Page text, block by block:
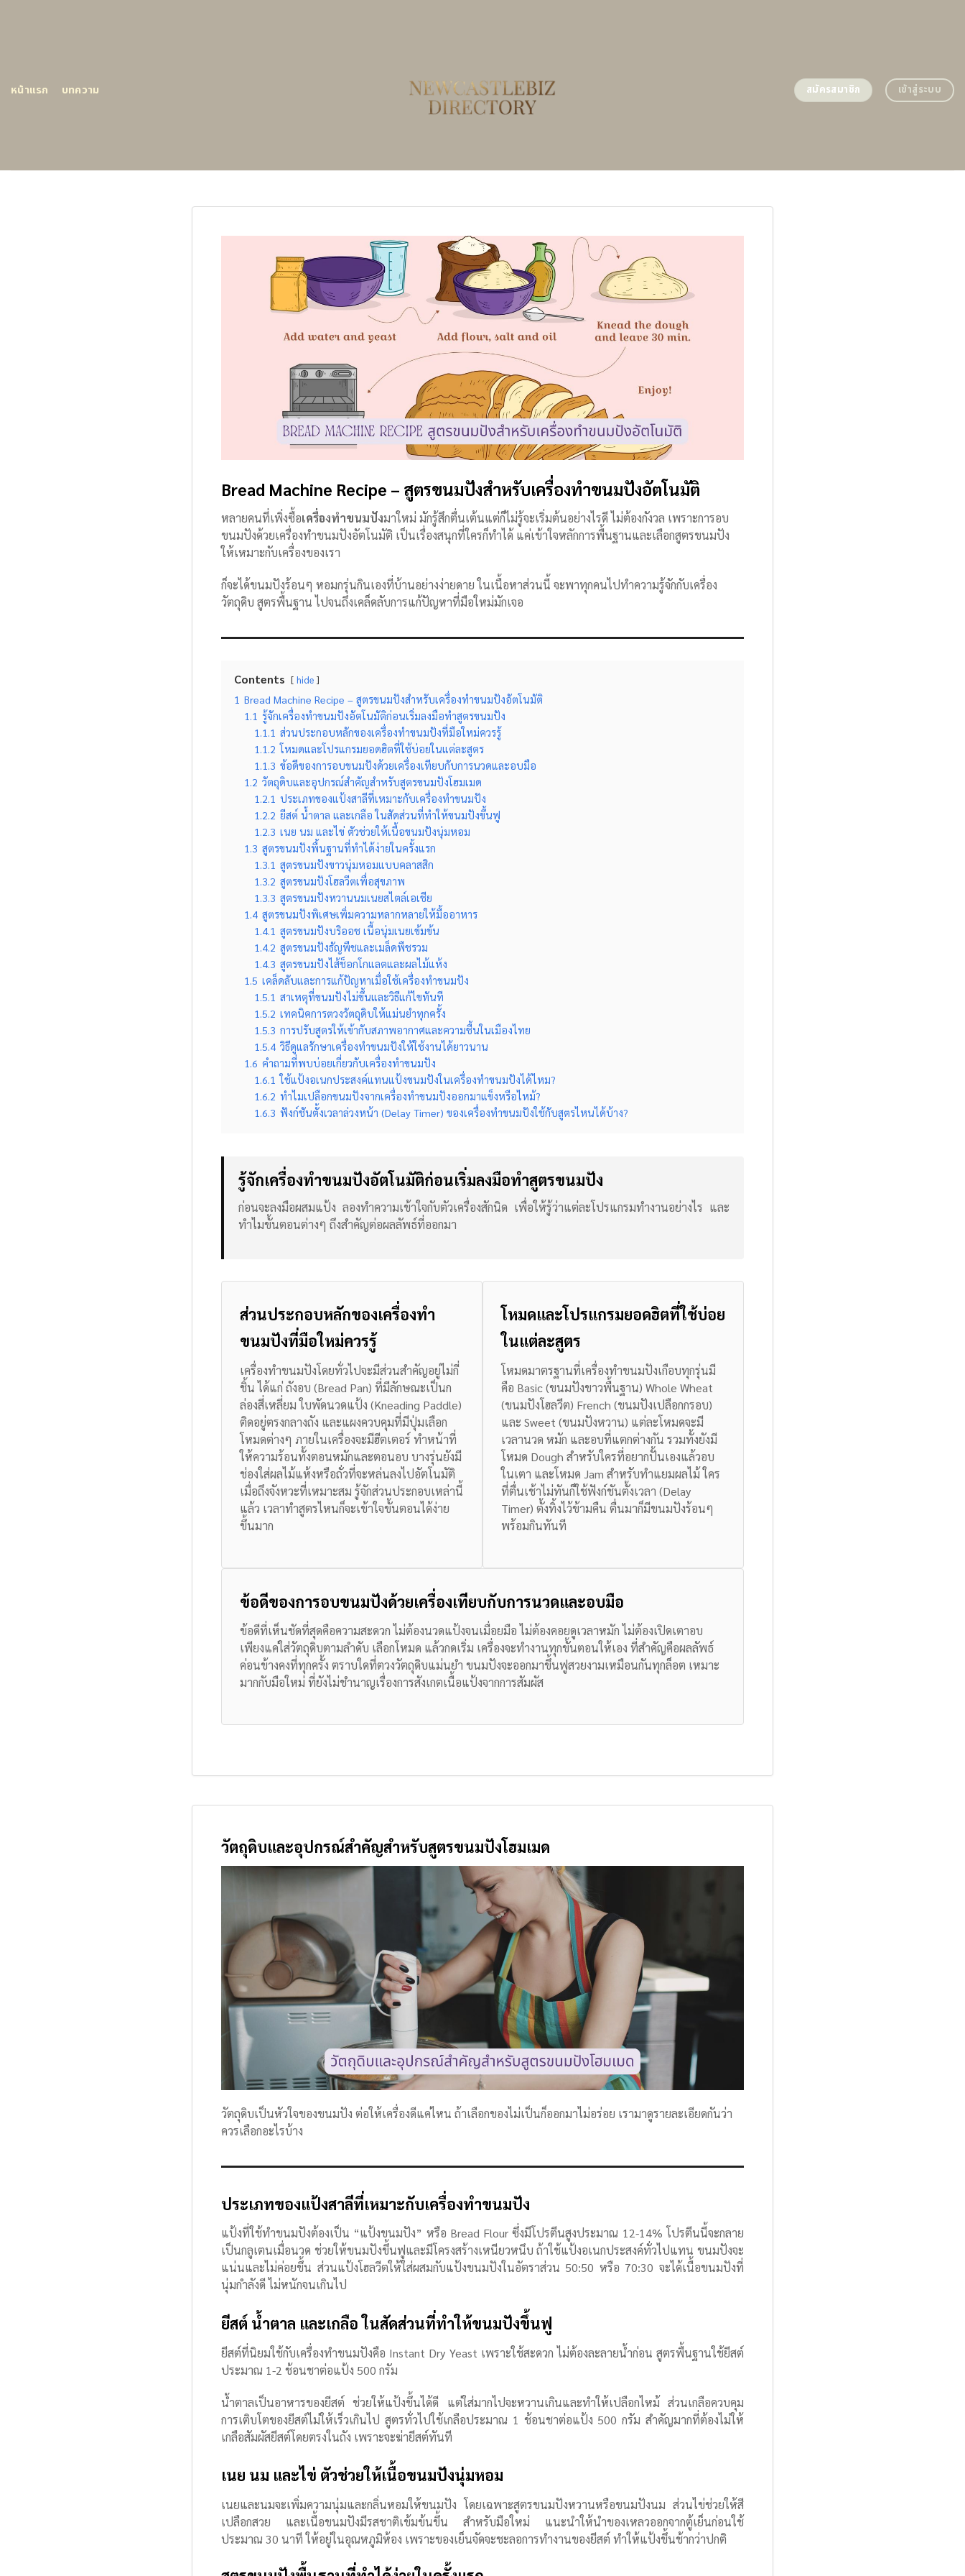
หน้าแรก บทความ สมัครสมาชิก เข้าสู่ระบบ
Bread Machine Recipe – สูตรขนมปังสำหรับเครื่องทำขนมปังอัตโนมัติ
หลายคนที่เพิ่งซื้อเครื่องทำขนมปังมาใหม่ มักรู้สึกตื่นเต้นแต่ก็ไม่รู้จะเริ่มต้นอย่างไรดี ไม่ต้องกังวล เพราะการอบ
ขนมปังด้วยเครื่องทำขนมปังอัตโนมัติ เป็นเรื่องสนุกที่ใครก็ทำได้ แค่เข้าใจหลักการพื้นฐานและเลือกสูตรขนมปัง
ให้เหมาะกับเครื่องของเรา
ก็จะได้ขนมปังร้อนๆ หอมกรุ่นกินเองที่บ้านอย่างง่ายดาย ในเนื้อหาส่วนนี้ จะพาทุกคนไปทำความรู้จักกับเครื่อง
วัตถุดิบ สูตรพื้นฐาน ไปจนถึงเคล็ดลับการแก้ปัญหาที่มือใหม่มักเจอ
Contents hide
1 Bread Machine Recipe – สูตรขนมปังสำหรับเครื่องทำขนมปังอัตโนมัติ
1.1 รู้จักเครื่องทำขนมปังอัตโนมัติก่อนเริ่มลงมือทำสูตรขนมปัง
1.1.1 ส่วนประกอบหลักของเครื่องทำขนมปังที่มือใหม่ควรรู้
1.1.2 โหมดและโปรแกรมยอดฮิตที่ใช้บ่อยในแต่ละสูตร
1.1.3 ข้อดีของการอบขนมปังด้วยเครื่องเทียบกับการนวดและอบมือ
1.2 วัตถุดิบและอุปกรณ์สำคัญสำหรับสูตรขนมปังโฮมเมด
1.2.1 ประเภทของแป้งสาลีที่เหมาะกับเครื่องทำขนมปัง
1.2.2 ยีสต์ น้ำตาล และเกลือ ในสัดส่วนที่ทำให้ขนมปังขึ้นฟู
1.2.3 เนย นม และไข่ ตัวช่วยให้เนื้อขนมปังนุ่มหอม
1.3 สูตรขนมปังพื้นฐานที่ทำได้ง่ายในครั้งแรก
1.3.1 สูตรขนมปังขาวนุ่มหอมแบบคลาสสิก
1.3.2 สูตรขนมปังโฮลวีตเพื่อสุขภาพ
1.3.3 สูตรขนมปังหวานนมเนยสไตล์เอเชีย
1.4 สูตรขนมปังพิเศษเพิ่มความหลากหลายให้มื้ออาหาร
1.4.1 สูตรขนมปังบริออช เนื้อนุ่มเนยเข้มข้น
1.4.2 สูตรขนมปังธัญพืชและเมล็ดพืชรวม
1.4.3 สูตรขนมปังไส้ช็อกโกแลตและผลไม้แห้ง
1.5 เคล็ดลับและการแก้ปัญหาเมื่อใช้เครื่องทำขนมปัง
1.5.1 สาเหตุที่ขนมปังไม่ขึ้นและวิธีแก้ไขทันที
1.5.2 เทคนิคการตวงวัตถุดิบให้แม่นยำทุกครั้ง
1.5.3 การปรับสูตรให้เข้ากับสภาพอากาศและความชื้นในเมืองไทย
1.5.4 วิธีดูแลรักษาเครื่องทำขนมปังให้ใช้งานได้ยาวนาน
1.6 คำถามที่พบบ่อยเกี่ยวกับเครื่องทำขนมปัง
1.6.1 ใช้แป้งอเนกประสงค์แทนแป้งขนมปังในเครื่องทำขนมปังได้ไหม?
1.6.2 ทำไมเปลือกขนมปังจากเครื่องทำขนมปังออกมาแข็งหรือไหม้?
1.6.3 ฟังก์ชันตั้งเวลาล่วงหน้า (Delay Timer) ของเครื่องทำขนมปังใช้กับสูตรไหนได้บ้าง?
รู้จักเครื่องทำขนมปังอัตโนมัติก่อนเริ่มลงมือทำสูตรขนมปัง
ก่อนจะลงมือผสมแป้ง ลองทำความเข้าใจกับตัวเครื่องสักนิด เพื่อให้รู้ว่าแต่ละโปรแกรมทำงานอย่างไร และ
ทำไมขั้นตอนต่างๆ ถึงสำคัญต่อผลลัพธ์ที่ออกมา
ส่วนประกอบหลักของเครื่องทำ
ขนมปังที่มือใหม่ควรรู้
เครื่องทำขนมปังโดยทั่วไปจะมีส่วนสำคัญอยู่ไม่กี่
ชิ้น ได้แก่ ถังอบ (Bread Pan) ที่มีลักษณะเป็นก
ล่องสี่เหลี่ยม ใบพัดนวดแป้ง (Kneading Paddle)
ติดอยู่ตรงกลางถัง และแผงควบคุมที่มีปุ่มเลือก
โหมดต่างๆ ภายในเครื่องจะมีฮีตเตอร์ ทำหน้าที่
ให้ความร้อนทั้งตอนหมักและตอนอบ บางรุ่นยังมี
ช่องใส่ผลไม้แห้งหรือถั่วที่จะหล่นลงไปอัตโนมัติ
เมื่อถึงจังหวะที่เหมาะสม รู้จักส่วนประกอบเหล่านี้
แล้ว เวลาทำสูตรไหนก็จะเข้าใจขั้นตอนได้ง่าย
ขึ้นมาก
โหมดและโปรแกรมยอดฮิตที่ใช้บ่อย
ในแต่ละสูตร
โหมดมาตรฐานที่เครื่องทำขนมปังเกือบทุกรุ่นมี
คือ Basic (ขนมปังขาวพื้นฐาน) Whole Wheat
(ขนมปังโฮลวีต) French (ขนมปังเปลือกกรอบ)
และ Sweet (ขนมปังหวาน) แต่ละโหมดจะมี
เวลานวด หมัก และอบที่แตกต่างกัน รวมทั้งยังมี
โหมด Dough สำหรับใครที่อยากปั้นเองแล้วอบ
ในเตา และโหมด Jam สำหรับทำแยมผลไม้ ใคร
ที่ตื่นเช้าไม่ทันก็ใช้ฟังก์ชันตั้งเวลา (Delay
Timer) ตั้งทิ้งไว้ข้ามคืน ตื่นมาก็มีขนมปังร้อนๆ
พร้อมกินทันที
ข้อดีของการอบขนมปังด้วยเครื่องเทียบกับการนวดและอบมือ
ข้อดีที่เห็นชัดที่สุดคือความสะดวก ไม่ต้องนวดแป้งจนเมื่อยมือ ไม่ต้องคอยดูเวลาหมัก ไม่ต้องเปิดเตาอบ
เพียงแค่ใส่วัตถุดิบตามลำดับ เลือกโหมด แล้วกดเริ่ม เครื่องจะทำงานทุกขั้นตอนให้เอง ที่สำคัญคือผลลัพธ์
ค่อนข้างคงที่ทุกครั้ง ตราบใดที่ตวงวัตถุดิบแม่นยำ ขนมปังจะออกมาขึ้นฟูสวยงามเหมือนกันทุกล็อต เหมาะ
มากกับมือใหม่ ที่ยังไม่ชำนาญเรื่องการสังเกตเนื้อแป้งจากการสัมผัส
วัตถุดิบและอุปกรณ์สำคัญสำหรับสูตรขนมปังโฮมเมด
วัตถุดิบเป็นหัวใจของขนมปัง ต่อให้เครื่องดีแค่ไหน ถ้าเลือกของไม่เป็นก็ออกมาไม่อร่อย เรามาดูรายละเอียดกันว่า
ควรเลือกอะไรบ้าง
ประเภทของแป้งสาลีที่เหมาะกับเครื่องทำขนมปัง
แป้งที่ใช้ทำขนมปังต้องเป็น “แป้งขนมปัง” หรือ Bread Flour ซึ่งมีโปรตีนสูงประมาณ 12-14% โปรตีนนี้จะกลาย
เป็นกลูเตนเมื่อนวด ช่วยให้ขนมปังขึ้นฟูและมีโครงสร้างเหนียวหนึบถ้าใช้แป้งอเนกประสงค์ทั่วไปแทน ขนมปังจะ
แน่นและไม่ค่อยขึ้น ส่วนแป้งโฮลวีตให้ใส่ผสมกับแป้งขนมปังในอัตราส่วน 50:50 หรือ 70:30 จะได้เนื้อขนมปังที่
นุ่มกำลังดี ไม่หนักจนเกินไป
ยีสต์ น้ำตาล และเกลือ ในสัดส่วนที่ทำให้ขนมปังขึ้นฟู
ยีสต์ที่นิยมใช้กับเครื่องทำขนมปังคือ Instant Dry Yeast เพราะใช้สะดวก ไม่ต้องละลายน้ำก่อน สูตรพื้นฐานใช้ยีสต์
ประมาณ 1-2 ช้อนชาต่อแป้ง 500 กรัม
น้ำตาลเป็นอาหารของยีสต์ ช่วยให้แป้งขึ้นได้ดี แต่ใส่มากไปจะหวานเกินและทำให้เปลือกไหม้ ส่วนเกลือควบคุม
การเติบโตของยีสต์ไม่ให้เร็วเกินไป สูตรทั่วไปใช้เกลือประมาณ 1 ช้อนชาต่อแป้ง 500 กรัม สำคัญมากที่ต้องไม่ให้
เกลือสัมผัสยีสต์โดยตรงในถัง เพราะจะฆ่ายีสต์ทันที
เนย นม และไข่ ตัวช่วยให้เนื้อขนมปังนุ่มหอม
เนยและนมจะเพิ่มความนุ่มและกลิ่นหอมให้ขนมปัง โดยเฉพาะสูตรขนมปังหวานหรือขนมปังนม ส่วนไข่ช่วยให้สี
เปลือกสวย และเนื้อขนมปังมีรสชาติเข้มข้นขึ้น สำหรับมือใหม่ แนะนำให้นำของเหลวออกจากตู้เย็นก่อนใช้
ประมาณ 30 นาที ให้อยู่ในอุณหภูมิห้อง เพราะของเย็นจัดจะชะลอการทำงานของยีสต์ ทำให้แป้งขึ้นช้ากว่าปกติ